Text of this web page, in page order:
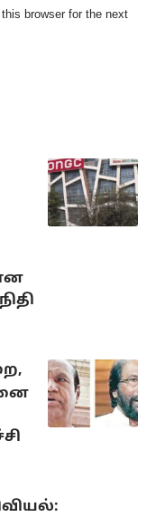
browser for the next